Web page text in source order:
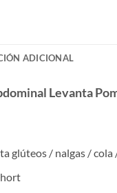
ADICIONAL
Levanta
glúteos / nalgas / cola